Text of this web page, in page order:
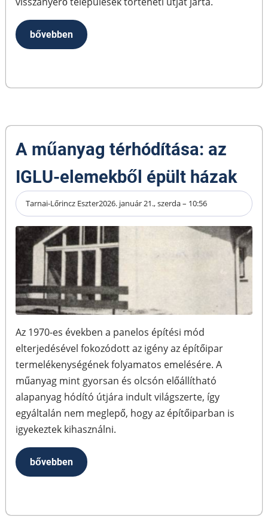
bővebben
A műanyag térhódítása: az
IGLU-elemekből épült házak
Tarnai-Lőrincz Eszter2026. január 21., szerda – 10:56
Az 1970-es években a panelos építési mód
elterjedésével fokozódott az igény az építőipar
termelékenységének folyamatos emelésére. A
műanyag mint gyorsan és olcsón előállítható
alapanyag hódító útjára indult világszerte, így
egyáltalán nem meglepő, hogy az építőiparban is
igyekeztek kihasználni.
bővebben